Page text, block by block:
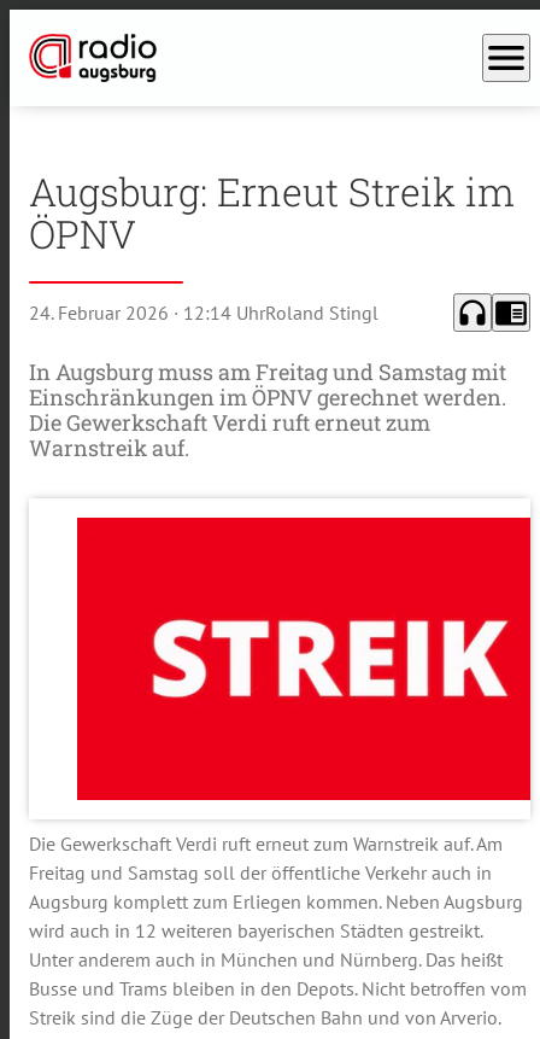
menu
Augsburg: Erneut Streik im
ÖPNV
24. Februar 2026 · 12:14 UhrRoland Stingl headphones chrome_reader_mode
In Augsburg muss am Freitag und Samstag mit
Einschränkungen im ÖPNV gerechnet werden.
Die Gewerkschaft Verdi ruft erneut zum
Warnstreik auf.
Die Gewerkschaft Verdi ruft erneut zum Warnstreik auf. Am
Freitag und Samstag soll der öffentliche Verkehr auch in
Augsburg komplett zum Erliegen kommen. Neben Augsburg
wird auch in 12 weiteren bayerischen Städten gestreikt.
Unter anderem auch in München und Nürnberg. Das heißt
Busse und Trams bleiben in den Depots. Nicht betroffen vom
Streik sind die Züge der Deutschen Bahn und von Arverio.